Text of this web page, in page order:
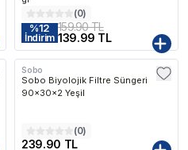
(0)
%12
İndirim
159.90 TL
139.99 TL
Sobo
Sobo Biyolojik Filtre Süngeri
90x30x2 Yeşil
(0)
239.90 TL